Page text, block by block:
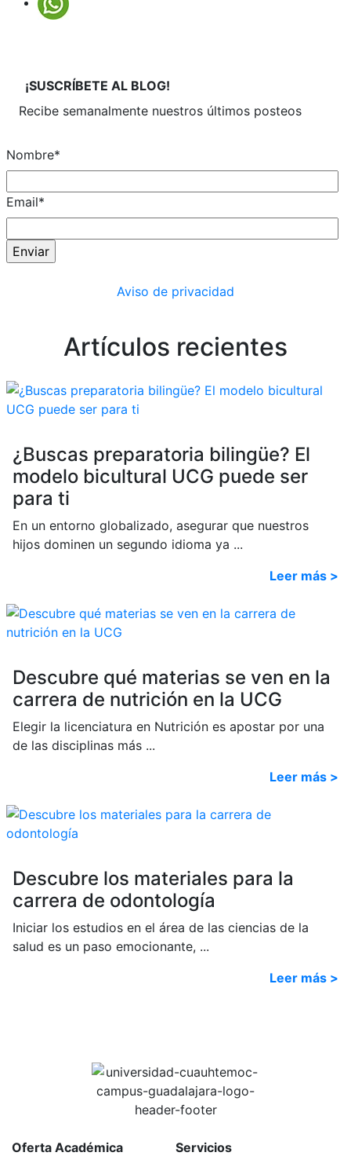
¡SUSCRÍBETE AL BLOG!
Recibe semanalmente nuestros últimos posteos
Nombre*
Email*
Aviso de privacidad
Artículos recientes
¿Buscas preparatoria bilingüe? El
modelo bicultural UCG puede ser
para ti
En un entorno globalizado, asegurar que nuestros
hijos dominen un segundo idioma ya ...
Leer más >
Descubre qué materias se ven en la
carrera de nutrición en la UCG
Elegir la licenciatura en Nutrición es apostar por una
de las disciplinas más ...
Leer más >
Descubre los materiales para la
carrera de odontología
Iniciar los estudios en el área de las ciencias de la
salud es un paso emocionante, ...
Leer más >
Oferta Académica
Servicios